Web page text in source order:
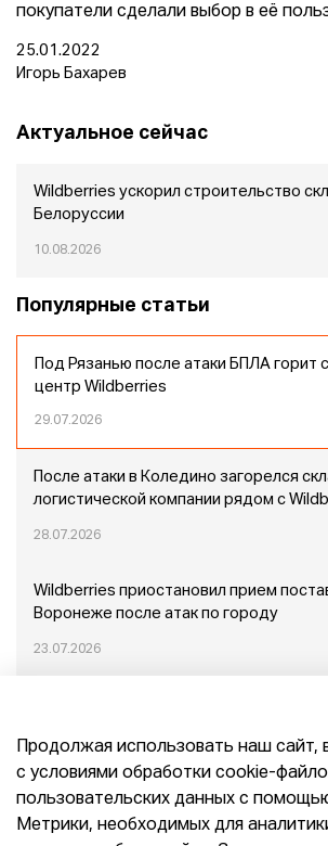
покупатели сделали выбор в её
25.01.2022
Игорь Бахарев
Актуальное сейчас
Wildberries ускорил строительство
Белоруссии
10.08.2026
Популярные статьи
Под Рязанью после атаки БПЛА горит
центр Wildberries
29.07.2026
После атаки в Коледино загорелся
логистической компании рядом с
28.07.2026
Wildberries приостановил прием
Воронеже после атак по городу
23.07.2026
Конец эпохи маркетплейсов:
Mr.Doors Максима Валецкого
Продолжая использовать наш сайт,
с условиями обработки cookie-
пользовательских данных с
Метрики, необходимых для